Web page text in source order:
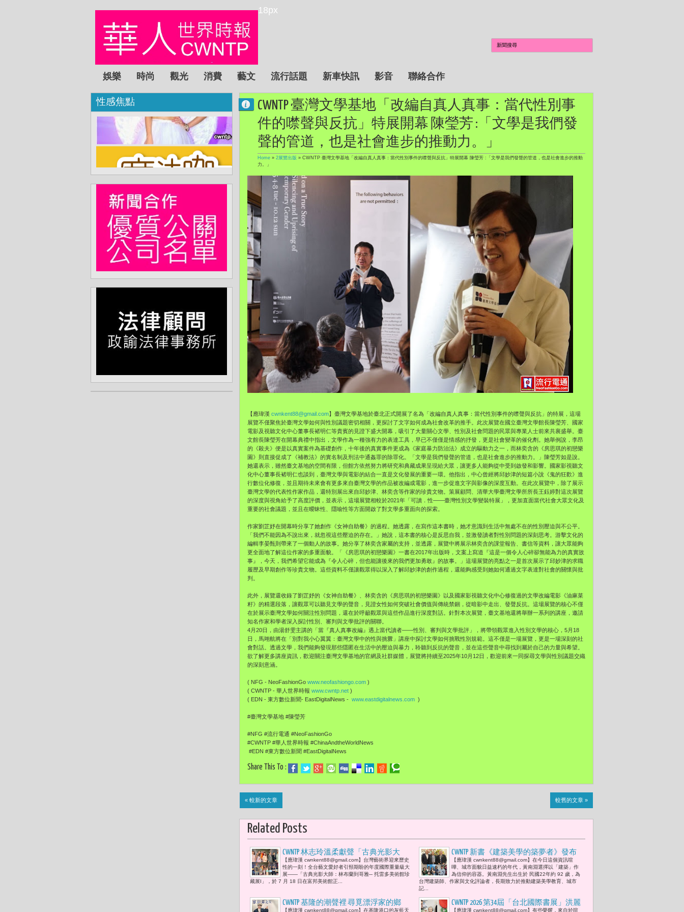
18px
娛樂 時尚 觀光 消費 藝文 流行話題 新車快訊 影音 聯絡合作
CWNTP 臺灣文學基地「改編自真人真事：當代性別事
件的噤聲與反抗」特展開幕 陳瑩芳 :「文學是我們發
聲的管道，也是社會進步的推動力。」
Home » 2展覽出版 » CWNTP 臺灣文學基地「改編自真人真事：當代性別事件的噤聲與反抗」特展開幕 陳瑩芳 :「文學是我們發聲的管道，也是社會進步的推動
力。」
【應瑋漢 cwnkent88@gmail.com】臺灣文學基地於臺北正式開展了名為「改編自真人真事：當代性別事件的噤聲與反抗」的特展，這場
展覽不僅聚焦於臺灣文學如何與性別議題密切相關，更探討了文字如何成為社會改革的推手。此次展覽在國立臺灣文學館長陳瑩芳、國家
電影及視聽文化中心董事長褚明仁等貴賓的見證下盛大開幕，吸引了大量關心文學、性別及社會問題的民眾與專業人士前來共襄盛舉。臺
文館長陳瑩芳在開幕典禮中指出，文學作為一種強有力的表達工具，早已不僅僅是情感的抒發，更是社會變革的催化劑。她舉例說，李昂
的《殺夫》便是以真實案件為基礎創作，十年後的真實事件更成為《家庭暴力防治法》成立的驅動力之一，而林奕含的《房思琪的初戀樂
園》則直接促成了《補教法》的實名制及刑法中通姦罪的除罪化。「文學是我們發聲的管道，也是社會進步的推動力。」陳瑩芳如是說。
她還表示，雖然臺文基地的空間有限，但館方依然努力將研究和典藏成果呈現給大眾，讓更多人能夠從中受到啟發和影響。國家影視聽文
化中心董事長褚明仁也談到，臺灣文學與電影的結合一直是文化發展的重要一環。他指出，中心曾經將邱妙津的短篇小說《鬼的狂歡》進
行數位化修復，並且期待未來會有更多來自臺灣文學的作品被改編成電影，進一步促進文字與影像的深度互動。在此次展覽中，除了展示
臺灣文學的代表性作家作品，還特別展出來自邱妙津、林奕含等作家的珍貴文物。策展顧問、清華大學臺灣文學所所長王鈺婷對這次展覽
的深度與視角給予了高度評價，並表示，這場展覽相較於2021年「可讀．性——臺灣性別文學變裝特展」，更加直面當代社會大眾文化及
重要的社會議題，並且在曖昧性、隱喻性等方面開啟了對文學多重面向的探索。
作家劉芷妤在開幕時分享了她創作《女神自助餐》的過程。她透露，在寫作這本書時，她才意識到生活中無處不在的性別壓迫與不公平。
「我們不能因為不說出來，就忽視這些壓迫的存在。」她說，這本書的核心是反思自我，並激發讀者對性別問題的深刻思考。游擊文化的
編輯李晏甄則帶來了一個動人的故事。她分享了林奕含家屬的支持，並透露，展覽中將展示林奕含的課堂報告、書信等資料，讓大眾能夠
更全面地了解這位作家的多重面貌。「《房思琪的初戀樂園》一書在2017年出版時，文案上寫道『這是一個令人心碎卻無能為力的真實故
事』，今天，我們希望它能成為『令人心碎，但也能讓後來的我們更加勇敢』的故事。」這場展覽的亮點之一是首次展示了邱妙津的求職
履歷及早期創作等珍貴文物。這些資料不僅讓觀眾得以深入了解邱妙津的創作過程，還能夠感受到她如何通過文字表達對社會的關懷與批
判。
此外，展覽還收錄了劉芷妤的《女神自助餐》、林奕含的《房思琪的初戀樂園》以及國家影視聽文化中心修復過的文學改編電影《油麻菜
籽》的精選段落，讓觀眾可以聽見文學的聲音，見證女性如何突破社會價值與傳統禁錮，從暗影中走出、發聲反抗。這場展覽的核心不僅
在於展示臺灣文學如何關注性別問題，還在於呼籲觀眾與這些作品進行深度對話。針對本次展覽，臺文基地還將舉辦一系列的講座，邀請
知名作家和學者深入探討性別、審判與文學批評的關聯。
4月20日，由湯舒雯主講的「當『真人真事改編』遇上當代讀者——性別、審判與文學批評」，將帶領觀眾進入性別文學的核心，5月18
日，馬翊航將在「別對我小心翼翼：臺灣文學中的性與挑釁」講座中探討文學如何挑戰性別規範。這不僅是一場展覽，更是一場深刻的社
會對話。透過文學，我們能夠發現那些隱匿在生活中的壓迫與暴力，聆聽到反抗的聲音，並在這些聲音中尋找到屬於自己的力量與希望。
欲了解更多講座資訊，歡迎關注臺灣文學基地的官網及社群媒體，展覽將持續至2025年10月12日，歡迎前來一同探尋文學與性別議題交織
的深刻意涵。
( NFG - NeoFashionGo www.neofashiongo.com )
( CWNTP - 華人世界時報 www.cwntp.net )
( EDN - 東方數位新聞- EastDigitalNews - www.eastdigitalnews.com )
#臺灣文學基地 #陳瑩芳
#NFG #流行電通 #NeoFashionGo
#CWNTP #華人世界時報 #ChinaAndtheWorldNews
#EDN #東方數位新聞 #EastDigitalNews
Share This To :
« 較新的文章 較舊的文章 »
Related Posts
CWNTP 林志玲溫柔獻聲「古典光影大
師」特展 富邦美術館盛大開幕 點亮林
布蘭、哥雅、透納等52件 托雷多美術館
三百年藝術傳奇
【應瑋漢 cwnkent88@gmail.com】台灣藝術界迎來歷史
性的一刻！全台藝文愛好者引頸期盼的年度國際重量級大
展——「古典光影大師：林布蘭到哥雅─ 托雷多美術館珍
藏展I」，於 7 月 18 日在富邦美術館正...
CWNTP 新書《建築美學的築夢者》發布
會 黃南淵：「當建築有了美學，就有
了靈魂；當空間有了情感，人才能真正
安居樂業。如果你看不清楚眼前美麗的
臨？」
【應瑋漢 cwnkent88@gmail.com】在今日這個資訊喧
嘩、城市面貌日益速朽的年代，黃南淵選擇以「建築」作
為信仰的容器。黃南淵先生出生於 民國22年約 92 歲，為
台灣建築師、作家與文化評論者，長期致力於推動建築美學教育、城市
記...
CWNTP 基隆的潮聲裡 尋覓漂浮家的鄉
【應瑋漢 cwnkent88@gmail.com】在基隆港口的灰藍天
CWNTP 2026 第34屆「台北國際書展」洪麗
【應瑋漢 cwnkent88@gmail.com】有些榮耀，來自於喧
性感焦點